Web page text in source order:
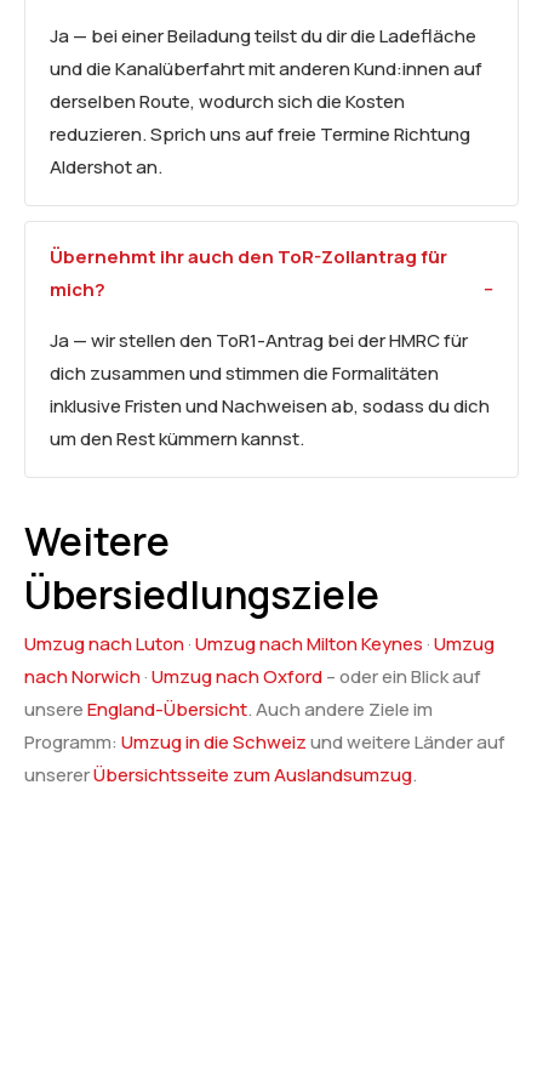
Ja — bei einer Beiladung teilst du dir die Ladefläche
und die Kanalüberfahrt mit anderen Kund:innen auf
derselben Route, wodurch sich die Kosten
reduzieren. Sprich uns auf freie Termine Richtung
Aldershot an.
Übernehmt ihr auch den ToR-Zollantrag für
mich?
Ja — wir stellen den ToR1-Antrag bei der HMRC für
dich zusammen und stimmen die Formalitäten
inklusive Fristen und Nachweisen ab, sodass du dich
um den Rest kümmern kannst.
Weitere
Übersiedlungsziele
Umzug nach Luton·Umzug nach Milton Keynes ·Umzug
nach Norwich·Umzug nach Oxford– oder ein Blick auf
unsereEngland-Übersicht. Auch andere Ziele im
Programm: Umzug in die Schweizund weitere Länder auf
unsererÜbersichtsseite zum Auslandsumzug.